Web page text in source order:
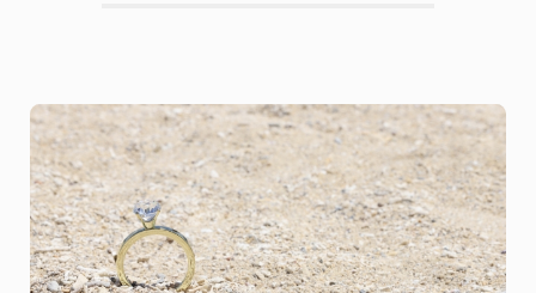
マ
ル
チ
商
品
と
し